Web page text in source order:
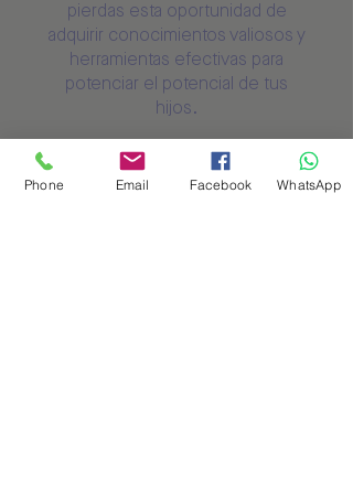
pierdas esta oportunidad de
adquirir conocimientos valiosos y
herramientas efectivas para
potenciar el potencial de tus
hijos.
Enroll Now
Phone Email Facebook WhatsApp